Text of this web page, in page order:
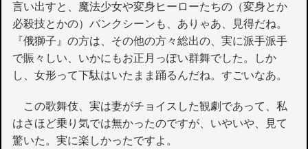
言い出すと、魔法少女や変身ヒーローたちの（変身とか
必殺技とかの）バンクシーンも、ありゃあ、見得だね。
『俄獅子』の方は、その他の方々総出の、実に派手派手
で賑々しい、いかにもお正月っぽい群舞でした。しか
し、女形って下駄はいたまま踊るんだね。すごいなあ。
この歌舞伎、実は妻がチョイスした観劇であって、私
はさほど乗り気では無かったのですが、いやいや、見て
驚いた。実に楽しかったですよ。